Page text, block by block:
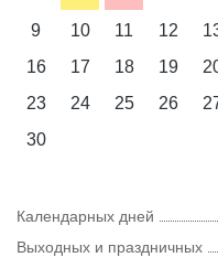
9
10 11 12
16
17 18 19
23
24 25 26
30
Календарных дней
Выходных и праздничных